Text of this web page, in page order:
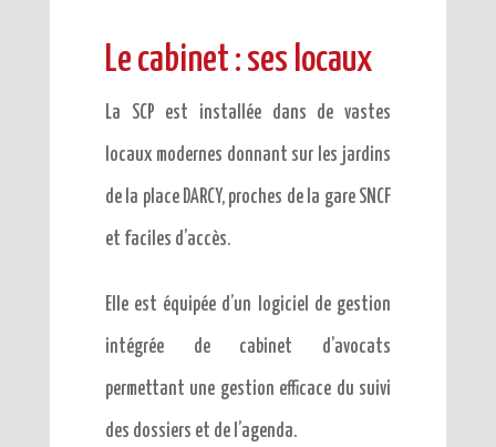
Le cabinet : ses locaux
La SCP est installée dans de vastes
locaux modernes donnant sur les jardins
de la place DARCY, proches de la gare SNCF
et faciles d’accès.
Elle est équipée d’un logiciel de gestion
intégrée de cabinet d’avocats
permettant une gestion efficace du suivi
des dossiers et de l’agenda.